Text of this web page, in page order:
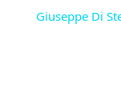
Giuseppe Di